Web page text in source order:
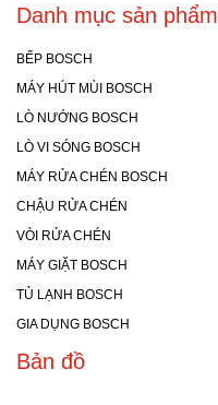
Danh mục sản phẩm
BẾP BOSCH
MÁY HÚT MÙI BOSCH
LÒ NƯỚNG BOSCH
LÒ VI SÓNG BOSCH
MÁY RỬA CHÉN BOSCH
CHẬU RỬA CHÉN
VÒI RỬA CHÉN
MÁY GIẶT BOSCH
TỦ LẠNH BOSCH
GIA DỤNG BOSCH
Bản đồ